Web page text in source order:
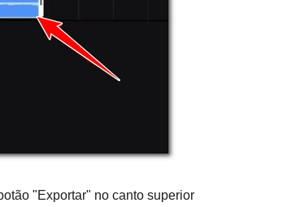
"Exportar" no canto superior